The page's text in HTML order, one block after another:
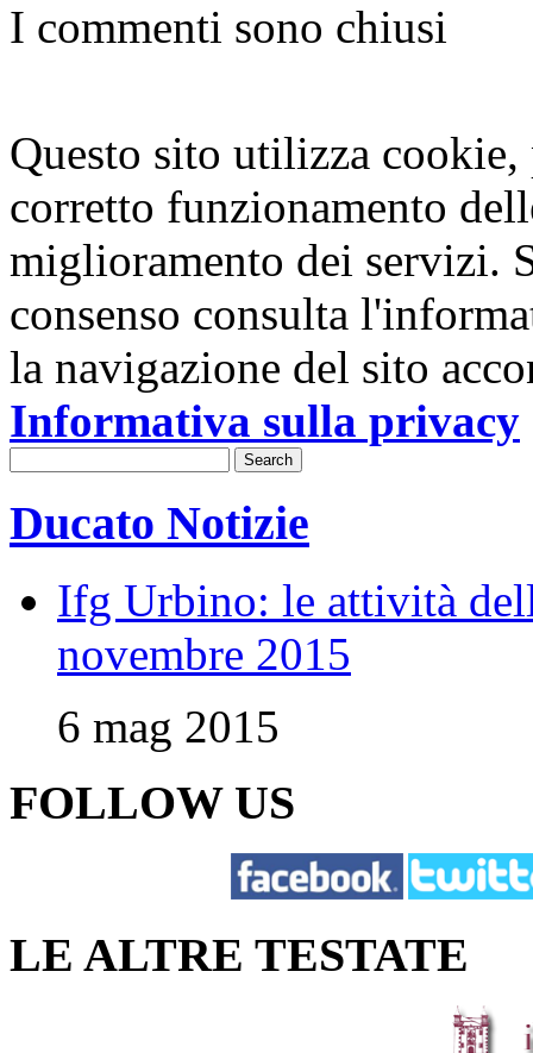
I commenti sono chiusi
Questo sito utilizza
corretto funzionamento
miglioramento dei servizi.
consenso consulta
la navigazione del sito
Informativa sulla privacy
Ducato Notizie
Ifg Urbino: le attività
novembre 2015
6 mag 2015
FOLLOW US
LE ALTRE TESTATE